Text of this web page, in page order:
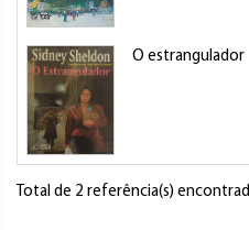
O estrangulador
Total de 2 referência(s)